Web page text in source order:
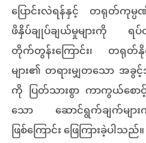
ပြောင်းလဲရန်နှင့် တရုတ်ကုမ္ပ
ဖိနှိပ်ချုပ်ချယ်မှုများ
တိုက်တွန်းကြောင်း၊ တရု
များ၏ တရားမျှတသော အခွင့်
ကို ပြတ်သားစွာ ကာကွယ်စ
သော ဆောင်ရွက်ချက်မျ
ဖြစ်ကြောင်း ဖြေကြားခဲ့ပါသည်။